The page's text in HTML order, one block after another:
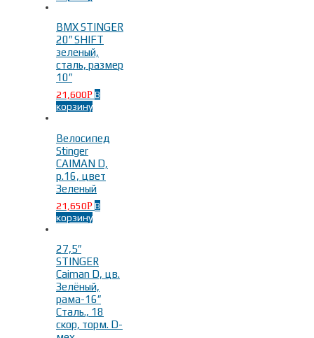
BMX STINGER
20″ SHIFT
зеленый,
сталь, размер
10″
21,600Р В
корзину
Велосипед
Stinger
CAIMAN D,
р.16, цвет
Зеленый
21,650Р В
корзину
27,5″
STINGER
Caiman D, цв.
Зелёный,
рама-16″
Сталь., 18
скор, торм. D-